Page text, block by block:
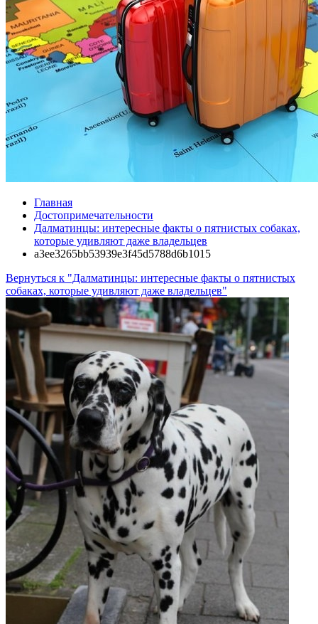
Главная
Достопримечательности
Далматинцы: интересные факты о пятнистых собаках,
которые удивляют даже владельцев
a3ee3265bb53939e3f45d5788d6b1015
Вернуться к "Далматинцы: интересные факты о пятнистых
собаках, которые удивляют даже владельцев"